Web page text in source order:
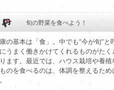
旬の野菜を食べよう！
の基本は「食」。中でも“今が旬”
うまく働きかけてくれるものがた
ます。最近では、ハウス栽培や養
のを食べるのは、体調を整えるた